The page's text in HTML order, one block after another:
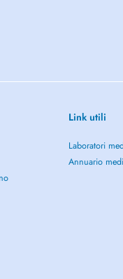
Link utili
Laboratori
Annuario